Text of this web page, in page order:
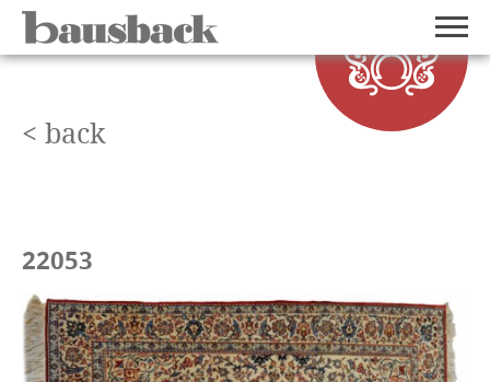
< back
22053